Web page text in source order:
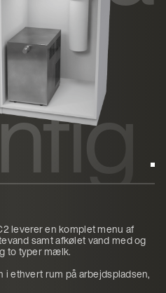
leverer en komplet menu af
samt afkølet vand med og
to typer mælk.
ethvert rum på arbejdspladsen,